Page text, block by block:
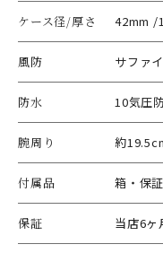
ケース径/厚さ 42mm /
風防 サファ
防水 10気圧
腕周り 約
付属品 箱・保
保証 当店6ヶ